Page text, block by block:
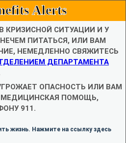
Alerts
КРИЗИСНОЙ СИТУАЦИИ И У
ПИТАТЬСЯ, ИЛИ ВАМ
НЕМЕДЛЕННО СВЯЖИТЕСЬ
ДЕПАРТАМЕНТА
ОПАСНОСТЬ ИЛИ ВАМ
ПОМОЩЬ,
911.
жизнь. Нажмите на ссылку здесь